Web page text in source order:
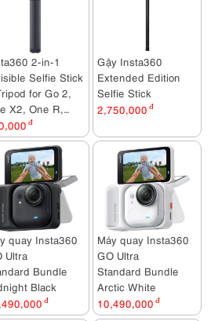
2-in-1
Selfie Stick
for Go 2,
X2, One R,
X
đ
Gậy Insta360
Extended Edition
Selfie Stick
2,750,000 đ
quay Insta360
Ultra
Bundle
Black
đ
Máy quay Insta360
GO Ultra
Standard Bundle
Arctic White
10,490,000 đ